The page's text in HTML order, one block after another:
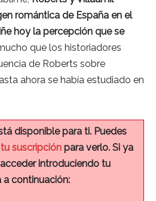
romántica de España en el
hoy la percepción que se
que los historiadores
de Roberts sobre
ahora se había estudiado en
disponible para ti. Puedes
suscripción para verlo. Si ya
introduciendo tu
a continuación: